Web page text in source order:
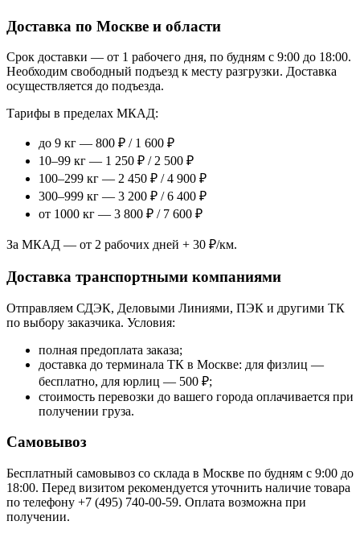
Доставка по Москве и области
Срок доставки — от 1 рабочего дня, по будням с 9:00 до 18:00.
Необходим свободный подъезд к месту разгрузки. Доставка
осуществляется до подъезда.
Тарифы в пределах МКАД:
до 9 кг — 800 ₽ / 1 600 ₽
10–99 кг — 1 250 ₽ / 2 500 ₽
100–299 кг — 2 450 ₽ / 4 900 ₽
300–999 кг — 3 200 ₽ / 6 400 ₽
от 1000 кг — 3 800 ₽ / 7 600 ₽
За МКАД — от 2 рабочих дней + 30 ₽/км.
Доставка транспортными компаниями
Отправляем СДЭК, Деловыми Линиями, ПЭК и другими ТК
по выбору заказчика. Условия:
полная предоплата заказа;
доставка до терминала ТК в Москве: для физлиц —
бесплатно, для юрлиц — 500 ₽;
стоимость перевозки до вашего города оплачивается при
получении груза.
Самовывоз
Бесплатный самовывоз со склада в Москве по будням с 9:00 до
18:00. Перед визитом рекомендуется уточнить наличие товара
по телефону +7 (495) 740-00-59. Оплата возможна при
получении.